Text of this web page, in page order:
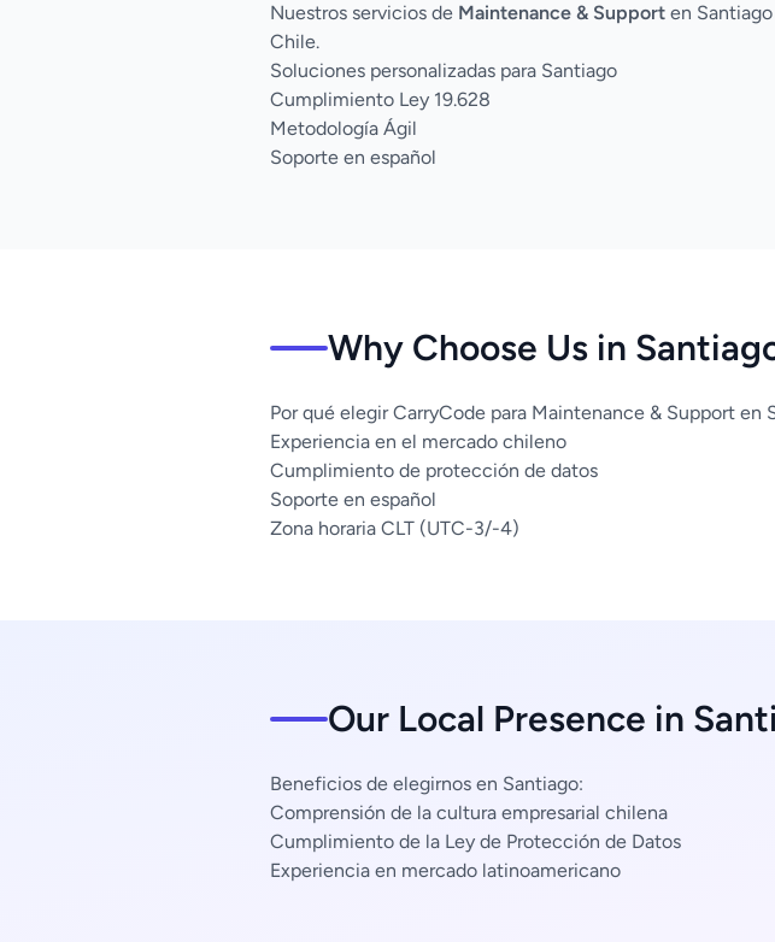
Nuestros servicios de Maintenance & Support en
Chile.
Soluciones personalizadas para Santiago
Cumplimiento Ley 19.628
Metodología Ágil
Soporte en español
Why Choose Us in
Por qué elegir CarryCode para Maintenance & Support en
Experiencia en el mercado chileno
Cumplimiento de protección de datos
Soporte en español
Zona horaria CLT (UTC-3/-4)
Our Local Presence in
Beneficios de elegirnos en Santiago:
Comprensión de la cultura empresarial chilena
Cumplimiento de la Ley de Protección de Datos
Experiencia en mercado latinoamericano